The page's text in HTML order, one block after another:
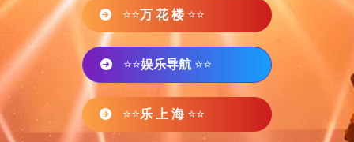
⭐⭐万 花 楼 ⭐⭐
⭐⭐娱乐导航 ⭐⭐
⭐⭐乐 上 海 ⭐⭐